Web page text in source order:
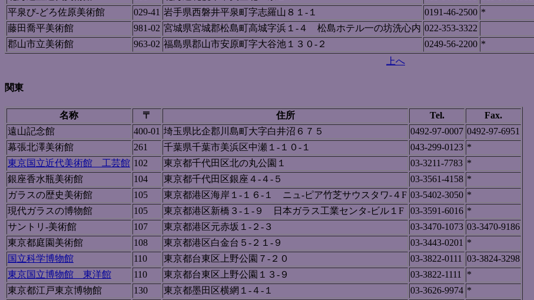
平泉び-どろ佐原美術館
029-41 岩手県西磐井平泉町字志羅山８１-１ 0191-46-2500 *
藤田喬平美術館
981-02 宮城県宮城郡松島町高城字浜１-４ 松島ホテル一の坊洗心内 022-353-3322
郡山市立美術館
963-02 福島県郡山市安原町字大谷池１３０-２ 0249-56-2200 *
上へ
関東
名称 〒 住所 Tel.
Fax.
遠山記念館
400-01 埼玉県比企郡川島町大字白井沼６７５ 0492-97-0007 0492-97-6951
幕張北澤美術館
261 千葉県千葉市美浜区中瀬１-１０-１ 043-299-0123 *
東京国立近代美術館 工芸館 102 東京都千代田区北の丸公園１ 03-3211-7783 *
銀座香水瓶美術館
104 東京都千代田区銀座４-４-５ 03-3561-4158 *
ガラスの歴史美術館
105 東京都港区海岸１-１６-１ ニュ-ピア竹芝サウスタワ-４F 03-5402-3050 *
現代ガラスの博物館
105 東京都港区新橋３-１-９ 日本ガラス工業センタ-ビル１F 03-3591-6016 *
サントリ-美術館
107 東京都港区元赤坂１-２-３ 03-3470-1073 03-3470-9186
東京都庭園美術館
108 東京都港区白金台５-２１-９ 03-3443-0201 *
国立科学博物館
110 東京都台東区上野公園７-２０ 03-3822-0111 03-3824-3298
東京国立博物館 東洋館
110 東京都台東区上野公園１３-９ 03-3822-1111
*
東京都江戸東京博物館
130 東京都墨田区横網１-４-１ 03-3626-9974 *